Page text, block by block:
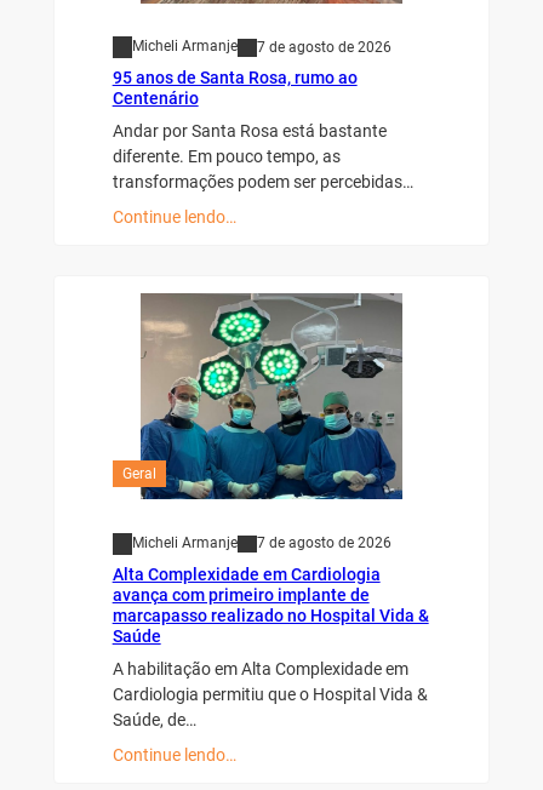
Micheli Armanje 7 de agosto de 2026
95 anos de Santa Rosa, rumo ao
Centenário
Andar por Santa Rosa está bastante
diferente. Em pouco tempo, as
transformações podem ser percebidas…
Continue lendo…
Geral
Micheli Armanje 7 de agosto de 2026
Alta Complexidade em Cardiologia
avança com primeiro implante de
marcapasso realizado no Hospital Vida &
Saúde
A habilitação em Alta Complexidade em
Cardiologia permitiu que o Hospital Vida &
Saúde, de…
Continue lendo…